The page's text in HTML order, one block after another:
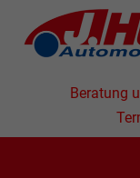
Beratung